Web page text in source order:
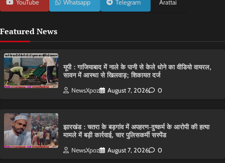
YouTube Whatsapp Telegram Arattai
Featured News
यूपी : गाजियाबाद में नाले के पानी से केले धोने का वीडियो वायरल,
सावन में आस्था से खिलवाड़; शिकायत दर्ज
NewsXpoz August 7, 2026 0
झारखंड : चतरा के बड़गांव में अपहरण-दुष्कर्म के आरोपी की हत्या
मामले में बड़ी कार्रवाई, चार पुलिसकर्मी सस्पेंड
NewsXpoz August 7, 2026 0